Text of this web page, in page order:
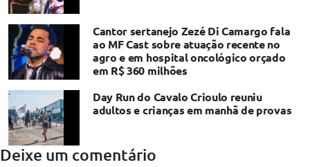
Cantor sertanejo Zezé Di Camargo fala
ao MF Cast sobre atuação recente no
agro e em hospital oncológico orçado
em R$ 360 milhões
Day Run do Cavalo Crioulo reuniu
adultos e crianças em manhã de provas
Deixe um comentário